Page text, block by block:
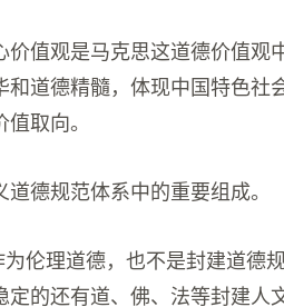
价值观是马克思这道德价值观
和道德精髓，体现中国特色社
取向。
道德规范体系中的重要组成。
伦理道德，也不是封建道德
定的还有道、佛、法等封建人